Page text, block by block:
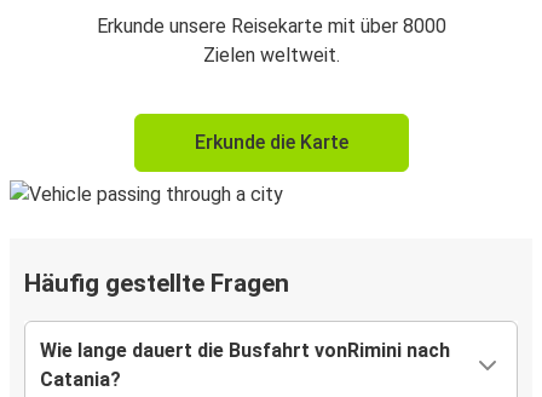
Erkunde unsere Reisekarte mit über 8000
Zielen weltweit.
Erkunde die Karte
Häufig gestellte Fragen
Wie lange dauert die Busfahrt vonRimini nach
Catania?